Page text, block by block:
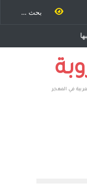
في المهجر